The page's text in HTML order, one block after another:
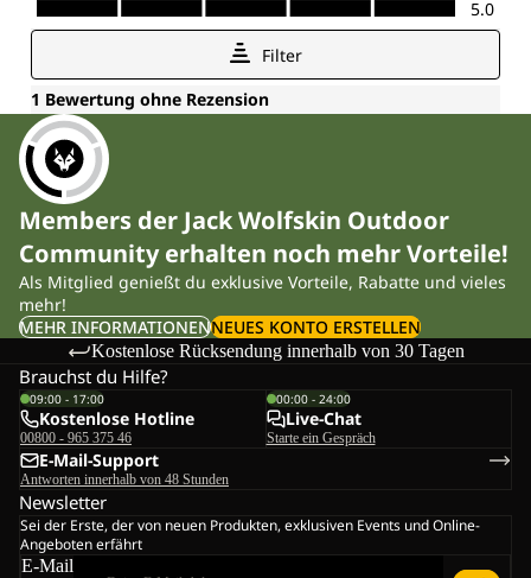
Members der Jack Wolfskin Outdoor
Community erhalten noch mehr Vorteile!
Als Mitglied genießt du exklusive Vorteile, Rabatte und vieles
mehr!
MEHR INFORMATIONENNEUES KONTO ERSTELLEN
Kostenlose Rücksendung innerhalb von 30 Tagen
Brauchst du Hilfe?
09:00 - 17:00
Kostenlose Hotline
00800 - 965 375 46
00:00 - 24:00
Live-Chat
Starte ein Gespräch
E-Mail-Support
Antworten innerhalb von 48 Stunden
Newsletter
Sei der Erste, der von neuen Produkten, exklusiven Events und Online-
Angeboten erfährt
E-Mail